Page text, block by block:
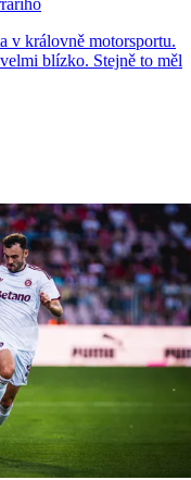
v královně motorsportu.
blízko. Stejně to měl